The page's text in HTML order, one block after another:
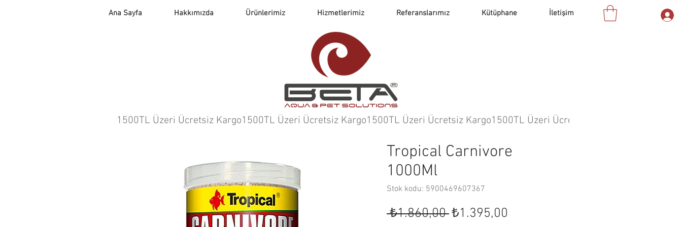
Ana Sayfa Hakkımızda Ürünlerimiz Hizmetlerimiz Referanslarımız Kütüphane İletişim
1500TL Üzeri Ücretsiz Kargo
Tropical Carnivore
1000Ml
Stok kodu: 5900469607367
₺1.860,00 Normal
₺1.395,00